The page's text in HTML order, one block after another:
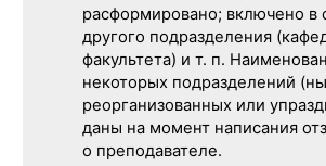
расформировано; включено в
другого подразделения
факультета) и т. п.
некоторых подразделений
реорганизованных или
даны на момент написания
о преподавателе.